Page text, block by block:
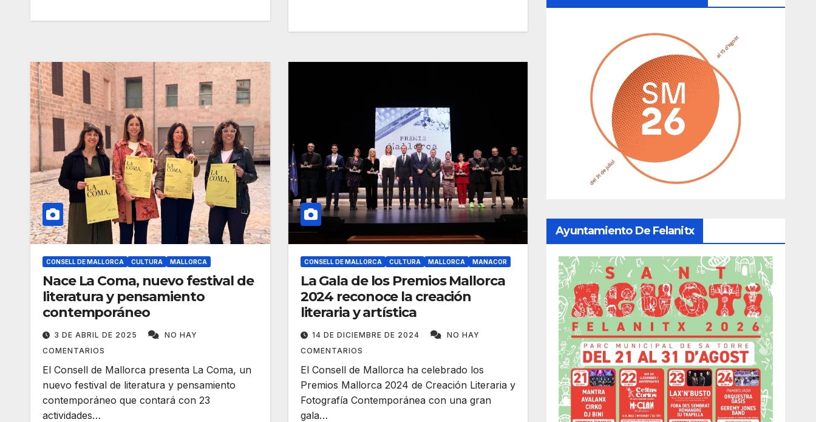
CONSELL DE MALLORCA CULTURA MALLORCA
Nace La Coma, nuevo festival de
literatura y pensamiento
contemporáneo
3 DE ABRIL DE 2025
NO HAY
COMENTARIOS
El Consell de Mallorca presenta La Coma, un
nuevo festival de literatura y pensamiento
contemporáneo que contará con 23
actividades…
CONSELL DE MALLORCA CULTURA MALLORCA MANACOR
La Gala de los Premios Mallorca
2024 reconoce la creación
literaria y artística
14 DE DICIEMBRE DE 2024
NO HAY
COMENTARIOS
El Consell de Mallorca ha celebrado los
Premios Mallorca 2024 de Creación Literaria y
Fotografía Contemporánea con una gran
gala…
Ayuntamiento De Felanitx